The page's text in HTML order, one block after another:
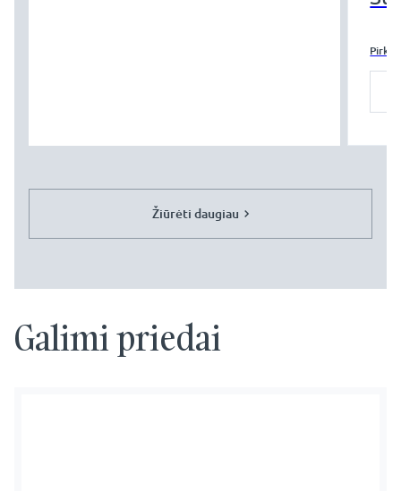
Pirkti
Žiūrėti daugiau
Galimi priedai